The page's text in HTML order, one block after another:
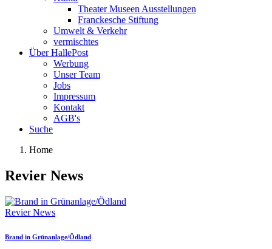
Theater Museen Ausstellungen
Franckesche Stiftung
Umwelt & Verkehr
vermischtes
Über HallePost
Werbung
Unser Team
Jobs
Impressum
Kontakt
AGB's
Suche
Home
Revier News
Revier News
Brand in Grünanlage/Ödland